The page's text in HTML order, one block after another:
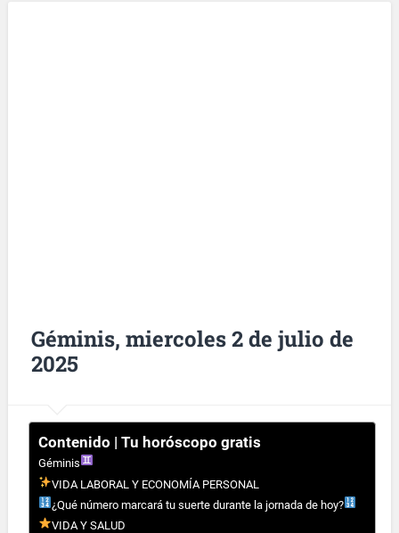
Géminis, miercoles 2 de julio de
2025
Contenido | Tu horóscopo gratis
Géminis
VIDA LABORAL Y ECONOMÍA PERSONAL
¿Qué número marcará tu suerte durante la jornada de hoy?
VIDA Y SALUD